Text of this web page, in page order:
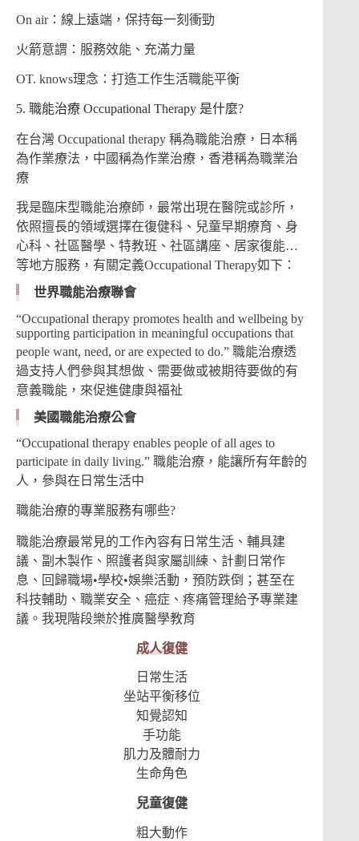
On air：線上遠端，保持每一刻衝勁
火箭意謂：服務效能、充滿力量
OT. knows理念：打造工作生活職能平衡
5. 職能治療 Occupational Therapy 是什麼?
在台灣 Occupational therapy 稱為職能治療，日本稱
為作業療法，中國稱為作業治療，香港稱為職業治
療
我是臨床型職能治療師，最常出現在醫院或診所，
依照擅長的領域選擇在復健科、兒童早期療育、身
心科、社區醫學、特教班、社區講座、居家復能…
等地方服務，有關定義Occupational Therapy如下：
世界職能治療聯會
“Occupational therapy promotes health and wellbeing by
supporting participation in meaningful occupations that
people want, need, or are expected to do.” 職能治療透
過支持人們參與其想做、需要做或被期待要做的有
意義職能，來促進健康與福祉
美國職能治療公會
“Occupational therapy enables people of all ages to
participate in daily living.” 職能治療，能讓所有年齡的
人，參與在日常生活中
職能治療的專業服務有哪些?
職能治療最常見的工作內容有日常生活、輔具建
議、副木製作、照護者與家屬訓練、計劃日常作
息、回歸職場•學校•娛樂活動，預防跌倒；甚至在
科技輔助、職業安全、癌症、疼痛管理給予專業建
議。我現階段樂於推廣醫學教育
成人復健
日常生活
坐站平衡移位
知覺認知
手功能
肌力及體耐力
生命角色
兒童復健
粗大動作